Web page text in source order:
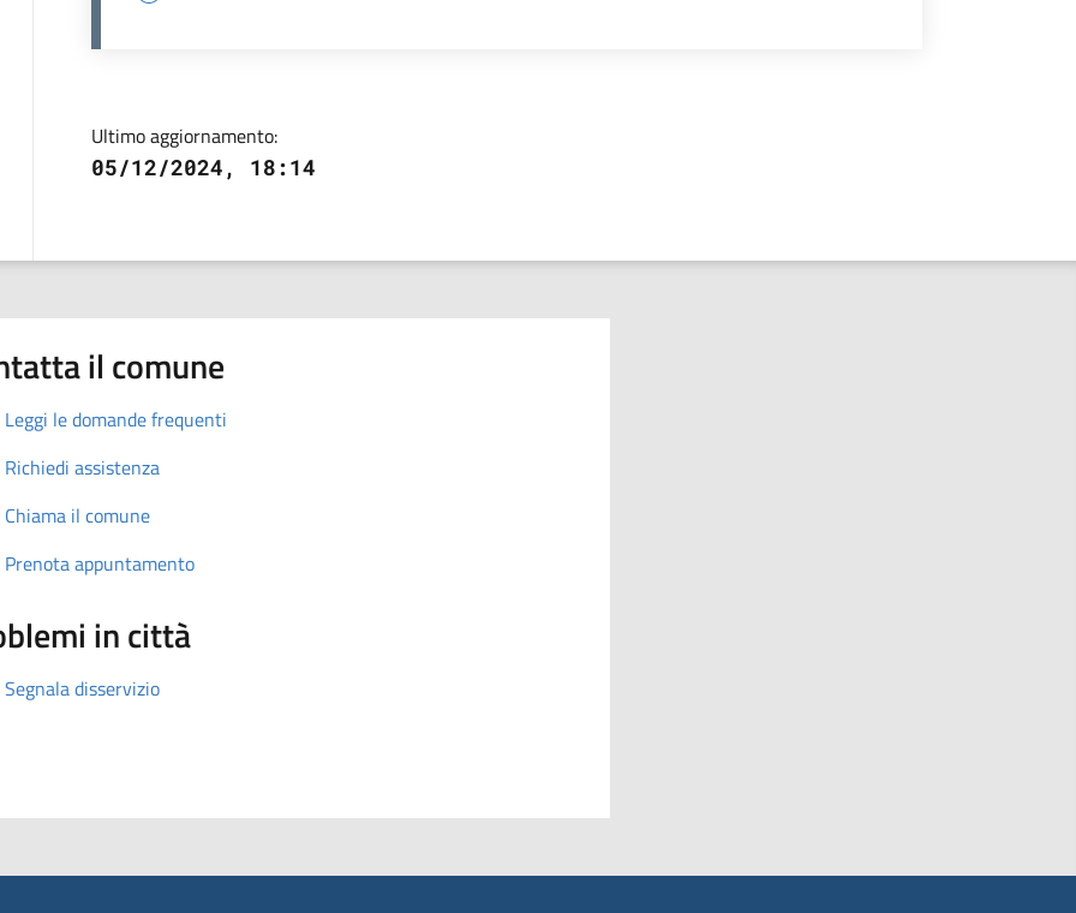
Ultimo aggiornamento:
05/12/2024, 18:14
il comune
Leggi le domande frequenti
Richiedi assistenza
Chiama il comune
Prenota appuntamento
in città
Segnala disservizio